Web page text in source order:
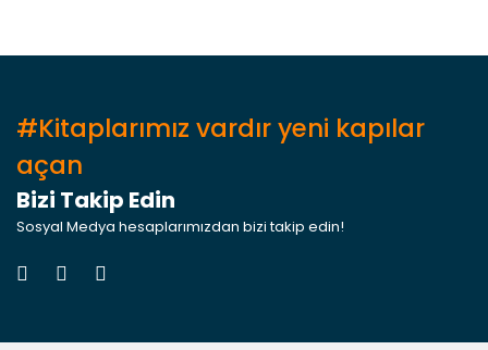
#Kitaplarımız vardır yeni kapılar
açan
Bizi Takip Edin
Sosyal Medya hesaplarımızdan bizi takip edin!